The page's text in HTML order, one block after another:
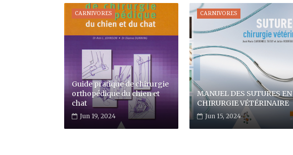
CARNIVORES
Guide pratique de chirurgie
orthopédique du chien et
chat
Jun 19, 2024
CARNIVORES
MANUEL DES SUTURES EN
CHIRURGIE VÉTÉRINAIRE
Jun 15, 2024